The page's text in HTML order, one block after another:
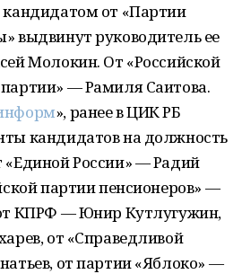
от «Партии
выдвинут руководитель ее
Молокин. От «Российской
— Рамиля Саитова.
», ранее в ЦИК РБ
кандидатов на должность
России» — Радий
партии пенсионеров» —
КПРФ — Юнир Кутлугужин,
от «Справедливой
от партии «Яблоко» —